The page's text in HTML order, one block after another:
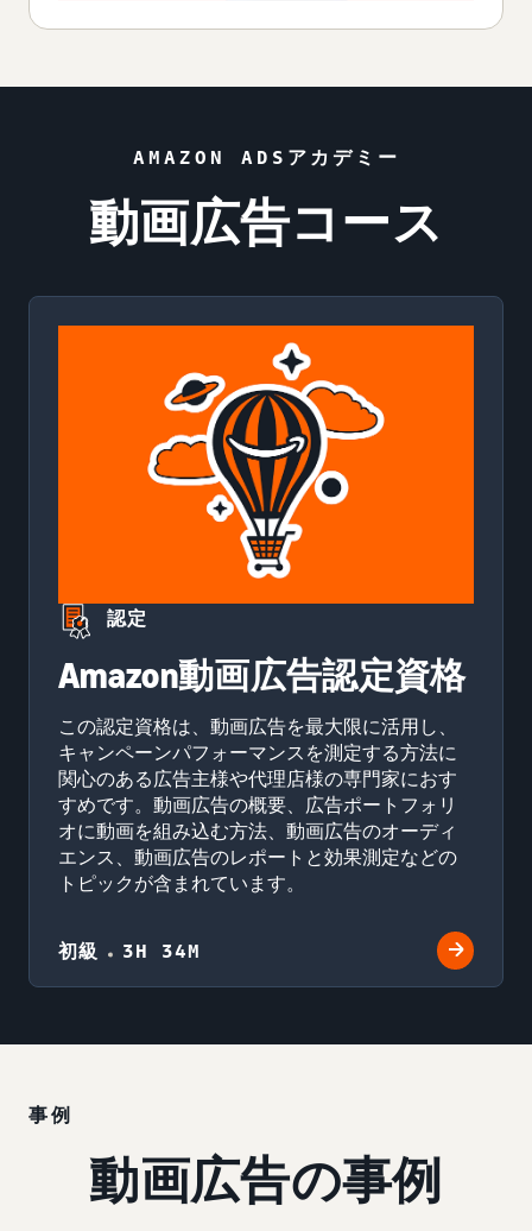
AMAZON ADSアカデミー
動画広告コース
認定
Amazon動画広告認定資格
この認定資格は、動画広告を最大限に活用し、
キャンペーンパフォーマンスを測定する方法に
関心のある広告主様や代理店様の専門家におす
すめです。動画広告の概要、広告ポートフォリ
オに動画を組み込む方法、動画広告のオーディ
エンス、動画広告のレポートと効果測定などの
トピックが含まれています。
初級 3H 34M
事例
動画広告の事例